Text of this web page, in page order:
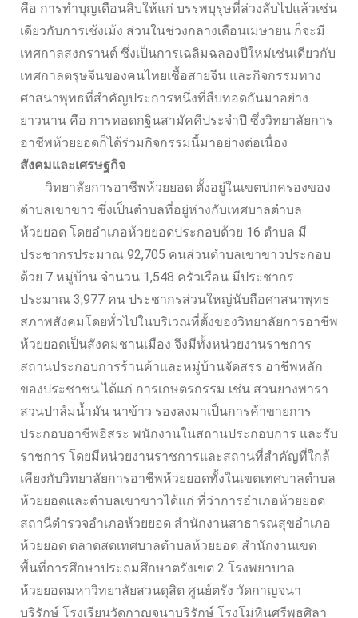
คือ การทำบุญเดือนสิบให้แก่ บรรพบุรุษที่ล่วงลับไปแล้วเช่น
เดียวกับการเช้งเม้ง ส่วนในช่วงกลางเดือนเมษายน ก็จะมี
เทศกาลสงกรานต์ ซึ่งเป็นการเฉลิมฉลองปีใหม่เช่นเดียวกับ
เทศกาลตรุษจีนของคนไทยเชื้อสายจีน และกิจกรรมทาง
ศาสนาพุทธที่สำคัญประการหนึ่งที่สืบทอดกันมาอย่าง
ยาวนาน คือ การทอดกฐินสามัคคีประจำปี ซึ่งวิทยาลัยการ
อาชีพห้วยยอดก็ได้ร่วมกิจกรรมนี้มาอย่างต่อเนื่อง
สังคมและเศรษฐกิจ
วิทยาลัยการอาชีพห้วยยอด ตั้งอยู่ในเขตปกครองของ
ตำบลเขาขาว ซึ่งเป็นตำบลที่อยู่ห่างกับเทศบาลตำบล
ห้วยยอด โดยอำเภอห้วยยอดประกอบด้วย 16 ตำบล มี
ประชากรประมาณ 92,705 คนส่วนตำบลเขาขาวประกอบ
ด้วย 7 หมู่บ้าน จำนวน 1,548 ครัวเรือน มีประชากร
ประมาณ 3,977 คน ประชากรส่วนใหญ่นับถือศาสนาพุทธ
สภาพสังคมโดยทั่วไปในบริเวณที่ตั้งของวิทยาลัยการอาชีพ
ห้วยยอดเป็นสังคมชานเมือง จึงมีทั้งหน่วยงานราชการ
สถานประกอบการร้านค้าและหมู่บ้านจัดสรร อาชีพหลัก
ของประชาชน ได้แก่ การเกษตรกรรม เช่น สวนยางพารา
สวนปาล์มน้ำมัน นาข้าว รองลงมาเป็นการค้าขายการ
ประกอบอาชีพอิสระ พนักงานในสถานประกอบการ และรับ
ราชการ โดยมีหน่วยงานราชการและสถานที่สำคัญที่ใกล้
เคียงกับวิทยาลัยการอาชีพห้วยยอดทั้งในเขตเทศบาลตำบล
ห้วยยอดและตำบลเขาขาวได้แก่ ที่ว่าการอำเภอห้วยยอด
สถานีตำรวจอำเภอห้วยยอด สำนักงานสาธารณสุขอำเภอ
ห้วยยอด ตลาดสดเทศบาลตำบลห้วยยอด สำนักงานเขต
พื้นที่การศึกษาประถมศึกษาตรังเขต 2 โรงพยาบาล
ห้วยยอดมหาวิทยาลัยสวนดุสิต ศูนย์ตรัง วัดกาญจนา
บริรักษ์ โรงเรียนวัดกาญจนาบริรักษ์ โรงโม่หินศรีพุธศิลา